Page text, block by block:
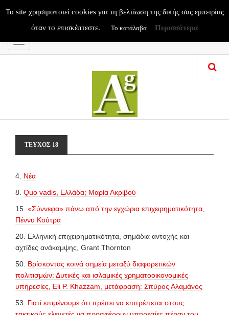
Menu
ΤΕΥΧΟΣ 18
4. Nέα
8. Quo vadis, Ελλάδα; Μαρία Ακριβού
15. «Σύννεφα» πάνω από την εγχώρια επιχειρηματικότητα,
Πέννυ Κούτρα
20. Ελληνική επιχειρηματικότητα, σημάδια αντοχής και
αχτίδες ανάκαμψης, Grant Thornton
50. Βρίσκοντας κοινά σημεία μεταξύ διαφορετικών
πολιτισμών: Δυτικές και ισλαμικές χρηματοοικονομικές
υπηρεσίες, Εli Ρ. Κhazzam, μετάφραση: Σπύρος Αλαμάνος
53. Γιατί επιμένουμε ότι πρέπει να επιτρέπεται στους
To site χρησιμοποιεί cookies για τη βελτίωση της δικής σας εμπειρίας
όταν το επισκέπτεστε.
Το κατάλαβα Περισσότερα